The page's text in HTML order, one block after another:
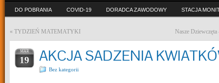
DO POBRANIA COVID-19 DORADCA ZAWODOWY STACJA
« TYDZIEŃ MATEMATYKI Nasze
MAR
19 AKCJA SADZENIA
Bez kategorii